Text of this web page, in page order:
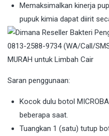
Memaksimalkan kinerja
pupuk kimia dapat diirit
Saran penggunaan:
Kocok dulu botol
beberapa saat.
Tuangkan 1 (satu) tutup